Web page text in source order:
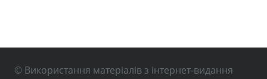
© Використання матеріалів з інтернет-видання